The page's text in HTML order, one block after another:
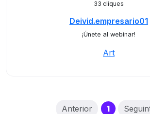
33 cliques
Deivid.empresario01
¡Únete al webinar!
Art
Anterior 1(current)